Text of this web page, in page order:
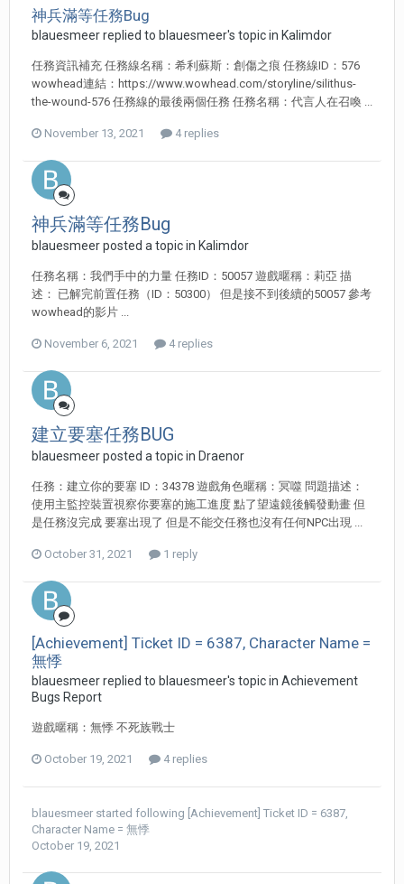
神兵滿等任務Bug
blauesmeer replied to blauesmeer's topic in Kalimdor
任務資訊補充 任務線名稱：希利蘇斯：創傷之痕 任務線ID：576
wowhead連結：https://www.wowhead.com/storyline/silithus-
the-wound-576 任務線的最後兩個任務 任務名稱：代言人在召喚 ...
November 13, 2021 4 replies
神兵滿等任務Bug
blauesmeer posted a topic in Kalimdor
任務名稱：我們手中的力量 任務ID：50057 遊戲暱稱：莉亞 描
述： 已解完前置任務（ID：50300） 但是接不到後續的50057 參考
wowhead的影片 ...
November 6, 2021 4 replies
建立要塞任務BUG
blauesmeer posted a topic in Draenor
任務：建立你的要塞 ID：34378 遊戲角色暱稱：冥噬 問題描述：
使用主監控裝置視察你要塞的施工進度 點了望遠鏡後觸發動畫 但
是任務沒完成 要塞出現了 但是不能交任務也沒有任何NPC出現 ...
October 31, 2021 1 reply
[Achievement] Ticket ID = 6387, Character Name =
無悸
blauesmeer replied to blauesmeer's topic in Achievement
Bugs Report
遊戲暱稱：無悸 不死族戰士
October 19, 2021 4 replies
blauesmeer started following [Achievement] Ticket ID = 6387,
Character Name = 無悸
October 19, 2021